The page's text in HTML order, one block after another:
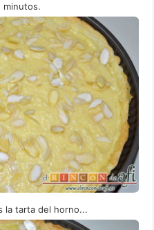
minutos.
la tarta del horno...